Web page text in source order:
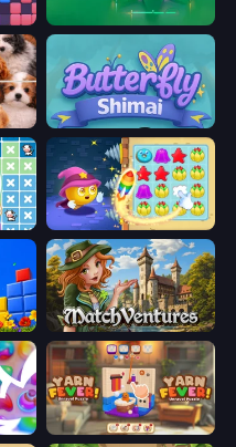
Piles of Mahjong
Butterfly Shimai
Candy Riddles
MatchVentures
Yarn Fever! Unravel Puzzle